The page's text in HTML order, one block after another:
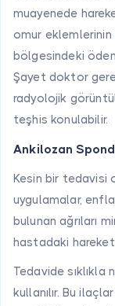
muayenede
omur eklemlerinin
bölgesindeki
Şayet doktor
radyolojik
teşhis konulabilir.
Ankilozan
Kesin bir tedavisi
uygulamalar,
bulunan ağrıları
hastadaki
Tedavide
kullanılır. Bu